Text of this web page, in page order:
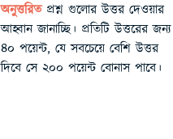
অনুত্তরিত প্রশ্ন গুলোর উত্তর দেওয়ার
আহ্বান জানাচ্ছি। প্রতিটি উত্তরের জন্য
৪০ পয়েন্ট, যে সবচেয়ে বেশি উত্তর
দিবে সে ২০০ পয়েন্ট বোনাস পাবে।